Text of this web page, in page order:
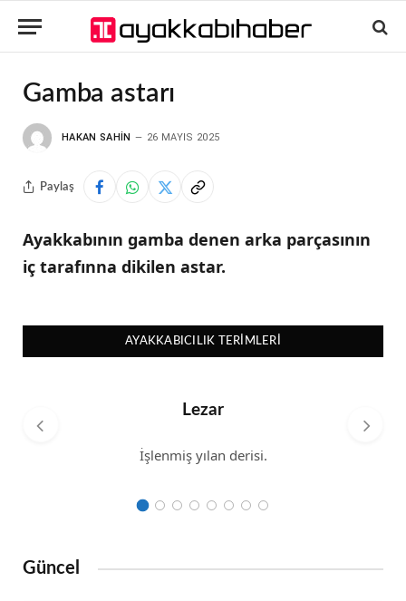
Gamba astarı
HAKAN SAHIN 26 MAYIS 2025
Paylaş
Ayakkabının gamba denen arka parçasının
iç tarafınna dikilen astar.
AYAKKABICILIK TERIMLERI
Lezar
İşlenmiş yılan derisi.
Güncel